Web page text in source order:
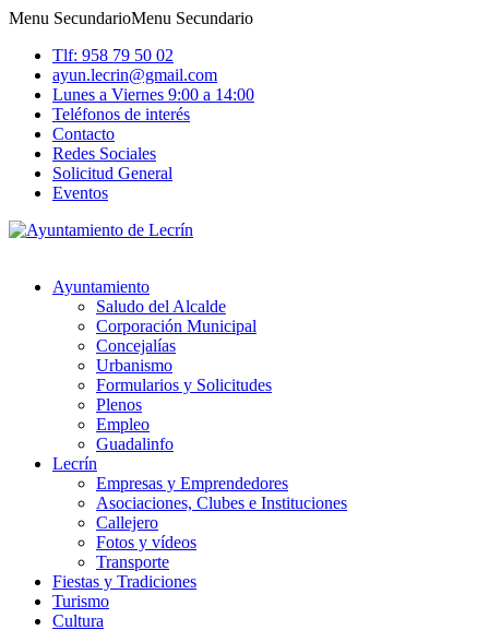
Menu SecundarioMenu Secundario
Tlf: 958 79 50 02
ayun.lecrin@gmail.com
Lunes a Viernes 9:00 a 14:00
Teléfonos de interés
Contacto
Redes Sociales
Solicitud General
Eventos
Ayuntamiento
Saludo del Alcalde
Corporación Municipal
Concejalías
Urbanismo
Formularios y Solicitudes
Plenos
Empleo
Guadalinfo
Lecrín
Empresas y Emprendedores
Asociaciones, Clubes e Instituciones
Callejero
Fotos y vídeos
Transporte
Fiestas y Tradiciones
Turismo
Cultura